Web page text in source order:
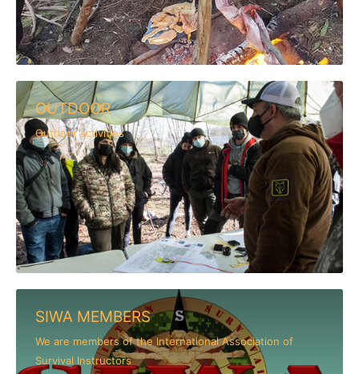
OUTDOOR
Outdoor activities
SIWA MEMBERS
We are members of the International Association of
Survival Instructors